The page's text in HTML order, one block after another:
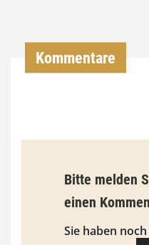
9
3
Kommentare
Bitte melden
einen
Sie haben